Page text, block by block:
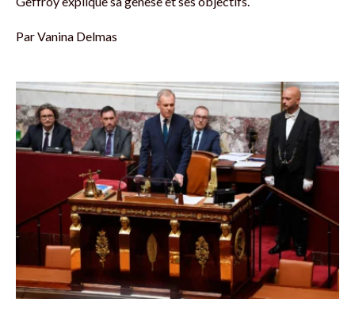
ParVanina Delmas